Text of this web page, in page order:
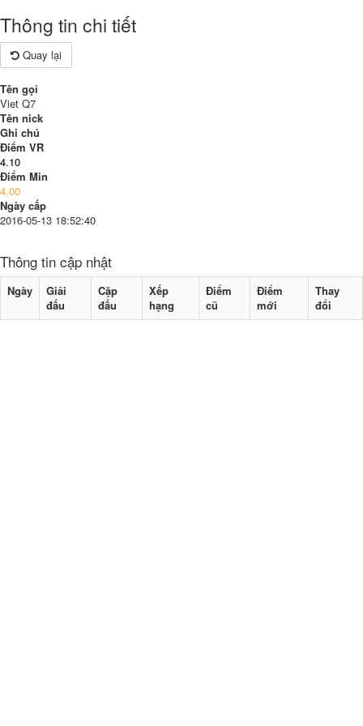
Thông tin chi tiết
Quay lại
Tên gọi
Viet Q7
Tên nick
Ghi chú
Điểm VR
4.10
Điểm Min
4.00
Ngày cấp
2016-05-13 18:52:40
Thông tin cập nhật
Ngày
Giải
đấu
Cặp
đấu
Xếp
hạng
Điểm
cũ
Điểm
mới
Thay
đổi